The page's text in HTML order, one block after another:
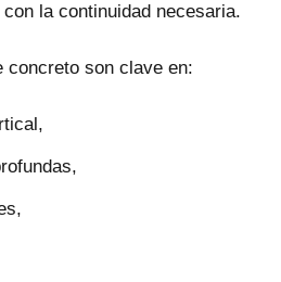
la continuidad necesaria.
concreto son clave en: